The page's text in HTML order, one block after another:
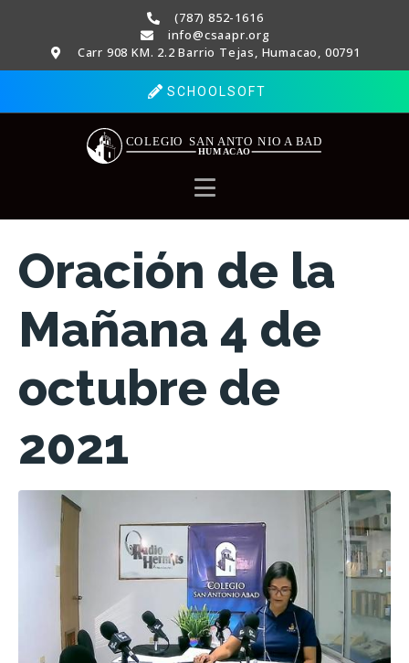
(787) 852-1616
info@csaapr.org
Carr 908 KM. 2.2 Barrio Tejas, Humacao, 00791
SCHOOLSOFT
Oración de la
Mañana 4 de
octubre de
2021